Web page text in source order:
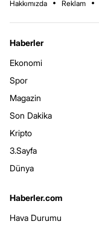
Hakkımızda Reklam
Haberler
Ekonomi
Spor
Magazin
Son Dakika
Kripto
3.Sayfa
Dünya
Haberler.com
Hava Durumu